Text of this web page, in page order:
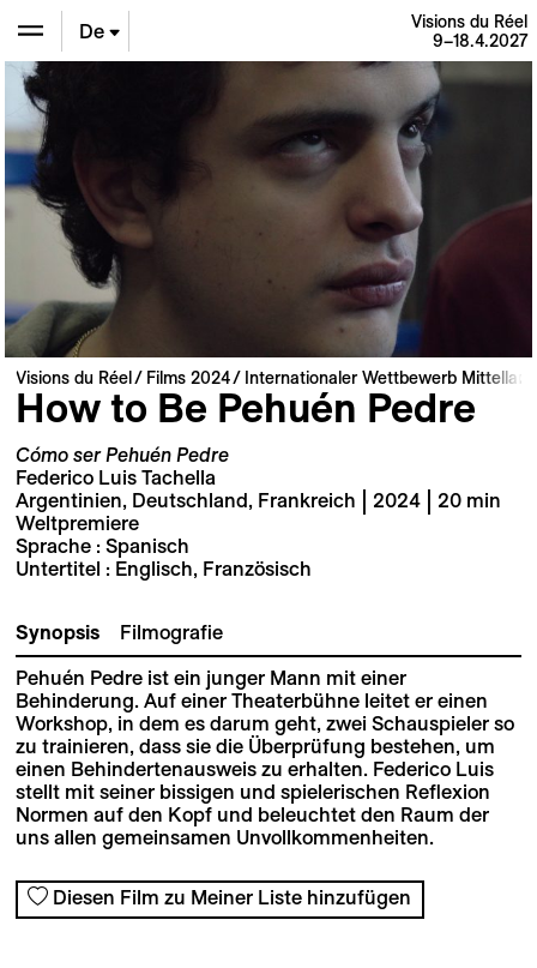
De
Visions du Réel
9–18.4.2027
Visions du Réel Films 2024 Internationaler Wettbewerb
How to Be Pehuén Pedre
Cómo ser Pehuén Pedre
Federico Luis Tachella
Argentinien, Deutschland, Frankreich | 2024 | 20 min
Weltpremiere
Sprache : Spanisch
Untertitel : Englisch, Französisch
Synopsis Filmografie
Pehuén Pedre ist ein junger Mann mit einer
Behinderung. Auf einer Theaterbühne leitet er einen
Workshop, in dem es darum geht, zwei Schauspieler so
zu trainieren, dass sie die Überprüfung bestehen, um
einen Behindertenausweis zu erhalten. Federico Luis
stellt mit seiner bissigen und spielerischen Reflexion
Normen auf den Kopf und beleuchtet den Raum der
uns allen gemeinsamen Unvollkommenheiten.
Diesen Film zu Meiner Liste hinzufügen